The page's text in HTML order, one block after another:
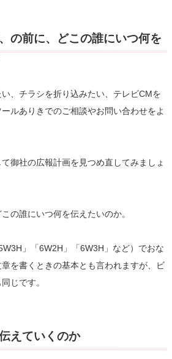
の前に、どこの誰にいつ何を
、チラシを折り込みたい、テレビCMを
ルありきでのご相談やお問い合わせをよ
御社の広報計画を見つめ直してみましょ
の誰にいつ何を伝えたいのか。
」「6W2H」「6W3H」など）でおな
を書くときの基本とも言われますが、ビ
じです。
えていくのか